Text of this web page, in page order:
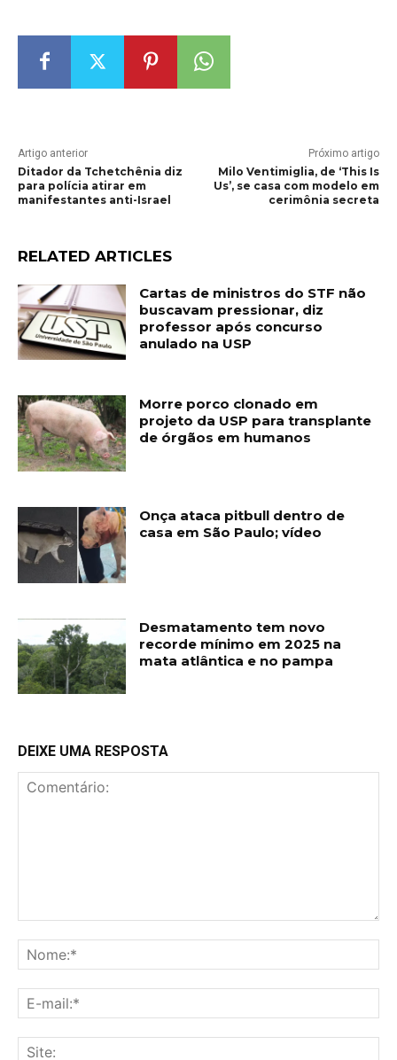
Artigo anterior
Ditador da Tchetchênia diz
para polícia atirar em
manifestantes anti-Israel
Próximo artigo
Milo Ventimiglia, de ‘This Is
Us’, se casa com modelo em
cerimônia secreta
RELATED ARTICLES
Cartas de ministros do STF não
buscavam pressionar, diz
professor após concurso
anulado na USP
Morre porco clonado em
projeto da USP para transplante
de órgãos em humanos
Onça ataca pitbull dentro de
casa em São Paulo; vídeo
Desmatamento tem novo
recorde mínimo em 2025 na
mata atlântica e no pampa
DEIXE UMA RESPOSTA